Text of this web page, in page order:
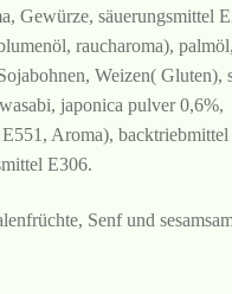
Gewürze, säuerungsmittel
raucharoma),
Weizen( Gluten),
japonica pulver 0,6%,
Aroma), backtriebmittel
E306.
Senf und